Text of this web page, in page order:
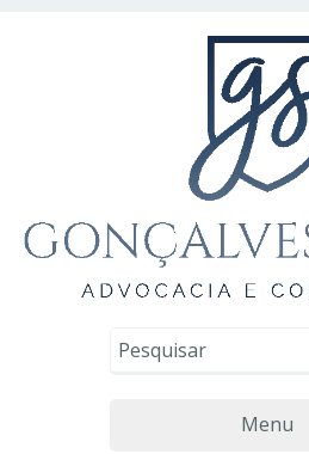
Menu